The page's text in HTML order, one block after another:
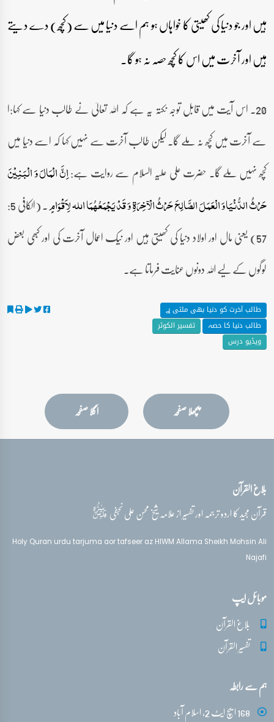
ہیں اور جو دنیا کی کھیتی کا خواہاں ہو ہم اسے دنیا میں سے (کچھ) دے دیتے
ہیں اور آخرت میں اس کا کچھ حصہ نہ ہو گا۔
20۔ اس آیت میں قابل توجہ نکتہ یہ ہے کہ اللہ تعالیٰ نے طالب دنیا سے کہا:ا
سے آخرت میں کچھ نہ ملے گا۔ لیکن طالب آخرت سے نہیں کہا کہ اسے دنیا میں
کچھ نہیں ملے گا۔ حضرت علی علیہ السلام سے روایت ہے:اِنَّ الْمَالَ وَ الْبَنِیْنَ
حَرْثُ الدُّنْیَا وَ الْعَمَلَ الصَّالِحَ حَرْثُ الْآخِرَۃِ وَ قَدْ یَجْمَعُھُمَا اللہ لِاَقْوَامٍ
۔ (الکافی 5:
57) یعنی مال اور اولاد دنیا کی کھیتی ہیں اور نیک اعمال آخرت کی اور کبھی بعض
لوگوں کے لیے اللہ دونوں عنایت فرماتا ہے۔
طالب آخرت کو دنیا بھی ملتی ہے
طالب دنیا کا حصہ
تفسیر الکوثر
ویڈیو درس
پچھلا صفحہ اگلا صفحہ
بلاغ القرآن
قرآن مجید کا اردو ترجمہ اور تفسیر از علامہ شیخ محسن علی نجفیقدس‌سره
Holy Quran urdu tarjuma aor tafseer az HIWM Allama Sheikh Mohsin Ali
Najafi
موبائل ایپ
بلاغ القرآن
تفسیر القرآن
ہم سے رابطہ
168 ایچ ایٹ 2، اسلام آباد